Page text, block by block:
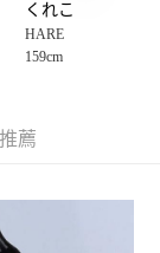
須另外申請。
到大哥付的交易
頁面所載為準。
，訂單將自動取
算日後寄送繳費提
くれこ
HARE
159cm
薦